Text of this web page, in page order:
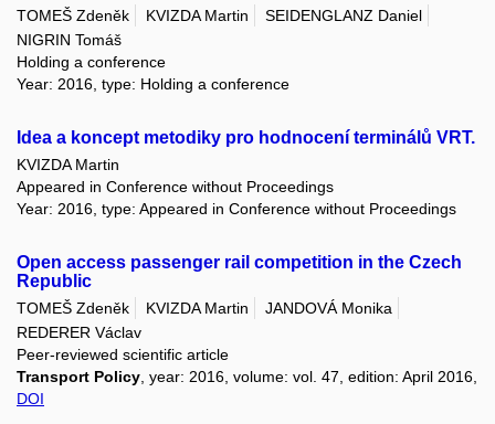
TOMEŠ Zdeněk KVIZDA Martin
SEIDENGLANZ Daniel
NIGRIN Tomáš
Holding a conference
Year: 2016, type: Holding a conference
Idea a koncept metodiky pro hodnocení terminálů VRT.
KVIZDA Martin
Appeared in Conference without Proceedings
Year: 2016, type: Appeared in Conference without Proceedings
Open access passenger rail competition in the Czech
Republic
TOMEŠ Zdeněk KVIZDA Martin
JANDOVÁ Monika
REDERER Václav
Peer-reviewed scientific article
Transport Policy , year: 2016, volume: vol. 47, edition: April 2016,
DOI